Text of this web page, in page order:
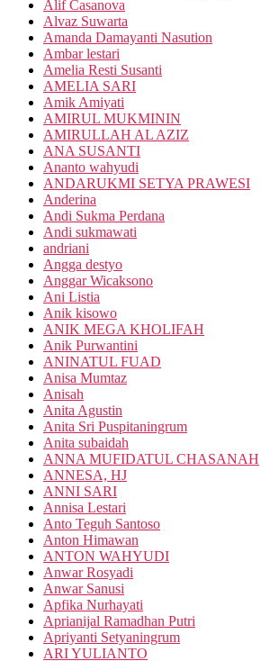
Alif Casanova
Alvaz Suwarta
Amanda Damayanti Nasution
Ambar lestari
Amelia Resti Susanti
AMELIA SARI
Amik Amiyati
AMIRUL MUKMININ
AMIRULLAH AL AZIZ
ANA SUSANTI
Ananto wahyudi
ANDARUKMI SETYA PRAWESI
Anderina
Andi Sukma Perdana
Andi sukmawati
andriani
Angga destyo
Anggar Wicaksono
Ani Listia
Anik kisowo
ANIK MEGA KHOLIFAH
Anik Purwantini
ANINATUL FUAD
Anisa Mumtaz
Anisah
Anita Agustin
Anita Sri Puspitaningrum
Anita subaidah
ANNA MUFIDATUL CHASANAH
ANNESA, HJ
ANNI SARI
Annisa Lestari
Anto Teguh Santoso
Anton Himawan
ANTON WAHYUDI
Anwar Rosyadi
Anwar Sanusi
Apfika Nurhayati
Aprianijal Ramadhan Putri
Apriyanti Setyaningrum
ARI YULIANTO